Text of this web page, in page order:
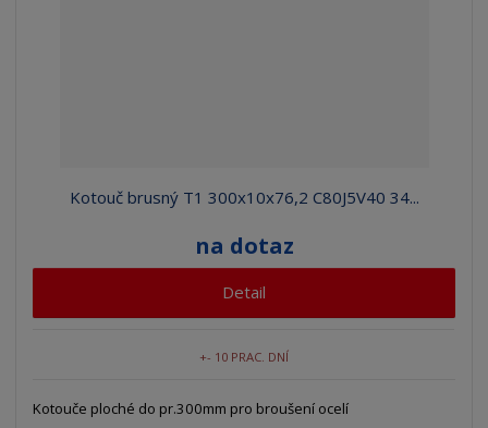
Kotouč brusný T1 300x10x76,2 C80J5V40 34...
na dotaz
Detail
+- 10 PRAC. DNÍ
Kotouče ploché do pr.300mm pro broušení ocelí